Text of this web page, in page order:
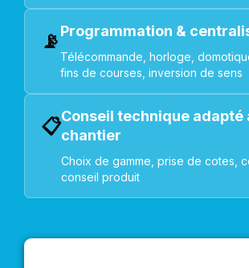
📡Programmation &
Télécommande, horloge,
fins de courses, inversion de sens
📋Conseil technique adapté
chantier
Choix de gamme, prise de cotes,
conseil produit